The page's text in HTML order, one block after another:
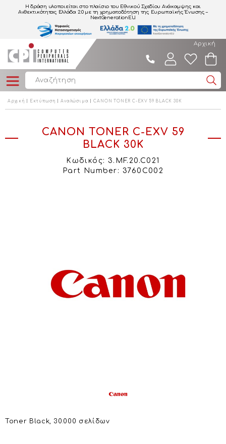
Η δράση υλοποιείται στο πλαίσιο του Εθνικού Σχεδίου Ανάκαμψης και
Ανθεκτικότητας Ελλάδα 2.0με τη χρηματοδότηση της Ευρωπαϊκής Ένωσης –
NextGenerationEU.
Αρχική
Αρχική Εκτύπωση Αναλώσιμα CANON TONER C-EXV 59 BLACK 30K
CANON TONER C-EXV 59
BLACK 30K
Κωδικός: 3.MF.20.C021
Part Number: 3760C002
Toner Black, 30.000 σελίδων